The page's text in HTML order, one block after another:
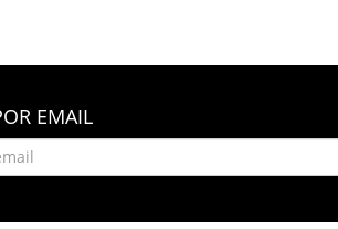
EMAIL